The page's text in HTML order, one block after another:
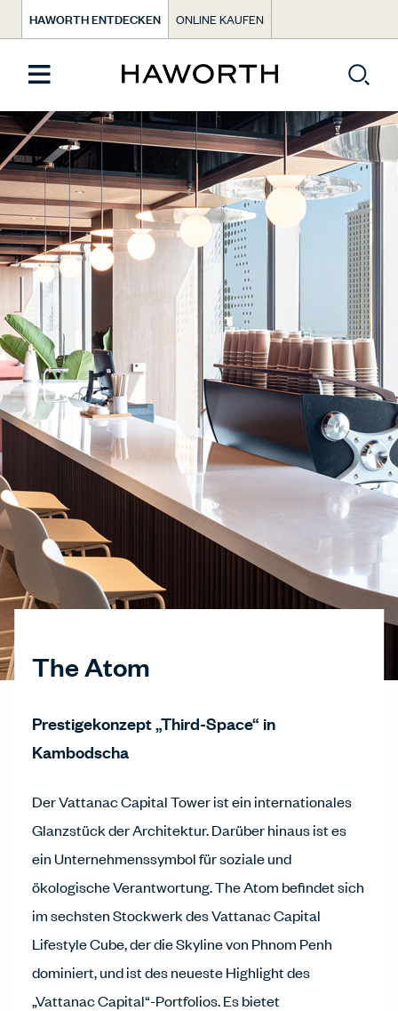
HAWORTH ENTDECKEN ONLINE KAUFEN
The Atom
Prestigekonzept „Third-Space“ in
Kambodscha
Der Vattanac Capital Tower ist ein internationales
Glanzstück der Architektur. Darüber hinaus ist es
ein Unternehmenssymbol für soziale und
ökologische Verantwortung. The Atom befindet sich
im sechsten Stockwerk des Vattanac Capital
Lifestyle Cube, der die Skyline von Phnom Penh
dominiert, und ist des neueste Highlight des
„Vattanac Capital“-Portfolios. Es bietet